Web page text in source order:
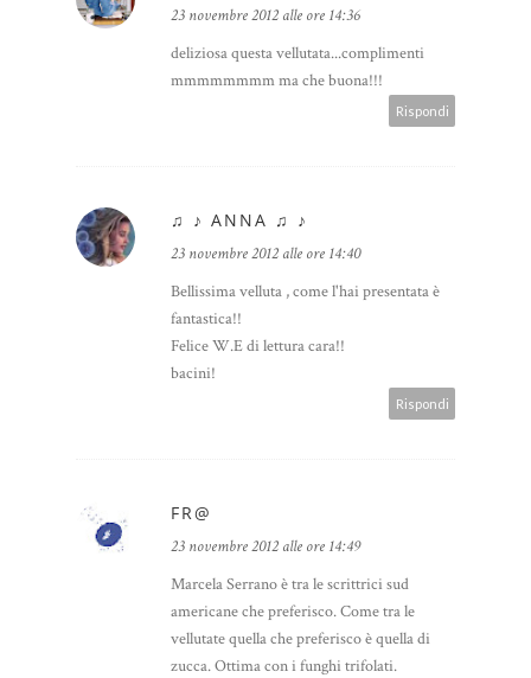
23 novembre 2012 alle ore 14:36
deliziosa questa vellutata...complimenti
mmmmmmmm ma che buona!!!
Rispondi
♫ ♪ ANNA ♫ ♪
23 novembre 2012 alle ore 14:40
Bellissima velluta , come l'hai presentata è
fantastica!!
Felice W.E di lettura cara!!
bacini!
Rispondi
FR@
23 novembre 2012 alle ore 14:49
Marcela Serrano è tra le scrittrici sud
americane che preferisco. Come tra le
vellutate quella che preferisco è quella di
zucca. Ottima con i funghi trifolati.